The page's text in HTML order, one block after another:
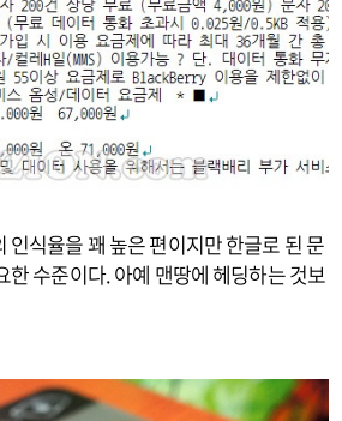
인식율을 꽤 높은 편이지만 한글로 된 문
한 수준이다. 아예 맨땅에 헤딩하는 것보